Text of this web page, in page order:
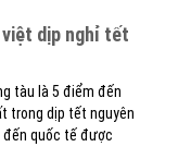
tàu là 5 điểm đến
trong dịp tết nguyên
đến quốc tế được